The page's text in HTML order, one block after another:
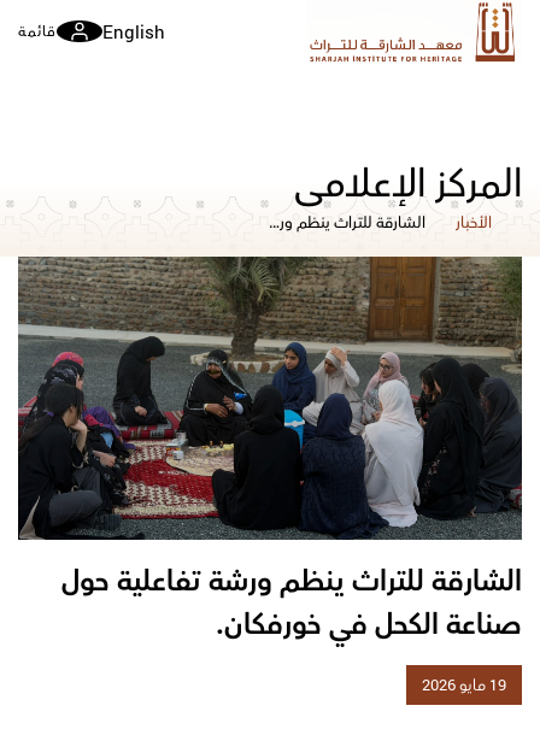
English قائمة
المركز الإعلامي
الأخبار الشارقة للتراث ينظم ورشة تفاعلية حول صناعة الكحل في خورفكان.
الشارقة للتراث ينظم ورشة تفاعلية حول
صناعة الكحل في خورفكان.
19 مايو 2026